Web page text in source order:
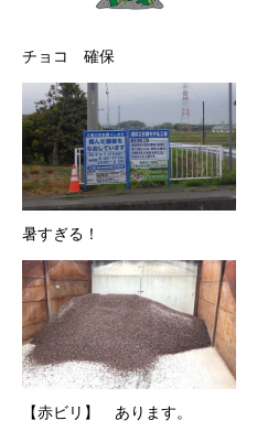
チョコ 確保
暑すぎる！
【赤ビリ】 あります。